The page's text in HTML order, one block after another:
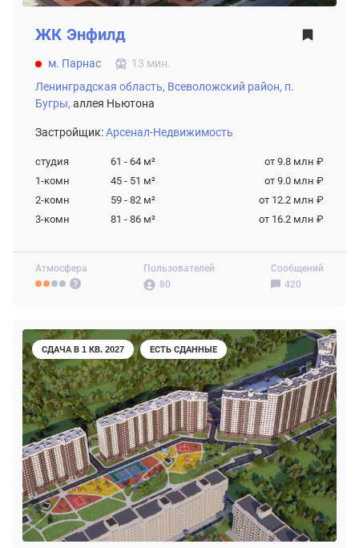
Атмосфера
Пользователей
80
Сообщений
420
ЖК Энфилд
м. Парнас
13 мин.
Ленинградская область, Всеволожский район, п.
Бугры, аллея Ньютона
Застройщик:Арсенал-Недвижимость
студия 61 - 64 м²
от 9.8 млн ₽
1-комн
45 - 51 м²
от 9.0 млн ₽
2-комн
59 - 82 м²
от 12.2 млн ₽
3-комн
81 - 86 м² от 16.2 млн ₽
СДАЧА В 1 КВ. 2027 ЕСТЬ СДАННЫЕ